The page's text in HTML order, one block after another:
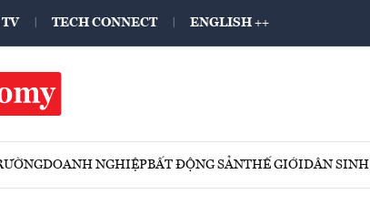
TECH CONNECT ENGLISH ++
DOANH NGHIỆPBẤT ĐỘNG SẢNTHẾ GIỚIDÂN SINH